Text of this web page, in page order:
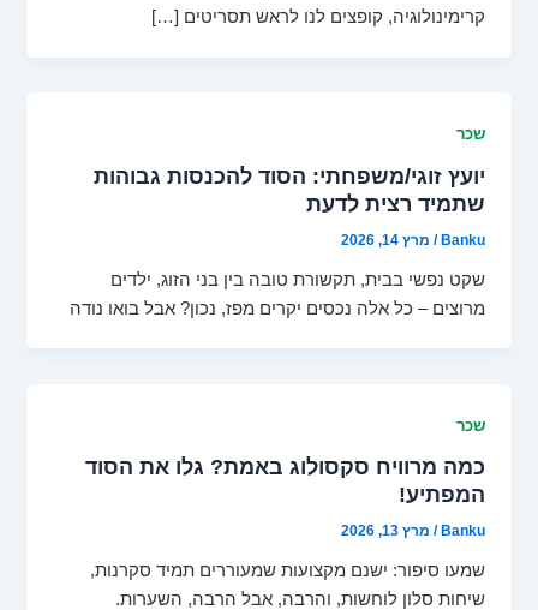
קרימינולוגיה, קופצים לנו לראש תסריטים […]
שכר
יועץ זוגי/משפחתי: הסוד להכנסות גבוהות
שתמיד רצית לדעת
Banku
/ מרץ 14, 2026
שקט נפשי בבית, תקשורת טובה בין בני הזוג, ילדים
מרוצים – כל אלה נכסים יקרים מפז, נכון? אבל בואו נודה
שכר
כמה מרוויח סקסולוג באמת? גלו את הסוד
המפתיע!
Banku
/ מרץ 13, 2026
שמעו סיפור: ישנם מקצועות שמעוררים תמיד סקרנות,
שיחות סלון לוחשות, והרבה, אבל הרבה, השערות.